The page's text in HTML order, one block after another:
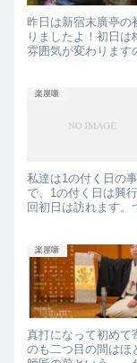
昨日は新宿末廣亭の
りましたよ！初日
雰囲気が変わります
楽屋噺
私達は1の付く日の
で、1の付く日は興
回初日は訪れます。
楽屋噺
真打になって初めて
のも二つ目の間はほ